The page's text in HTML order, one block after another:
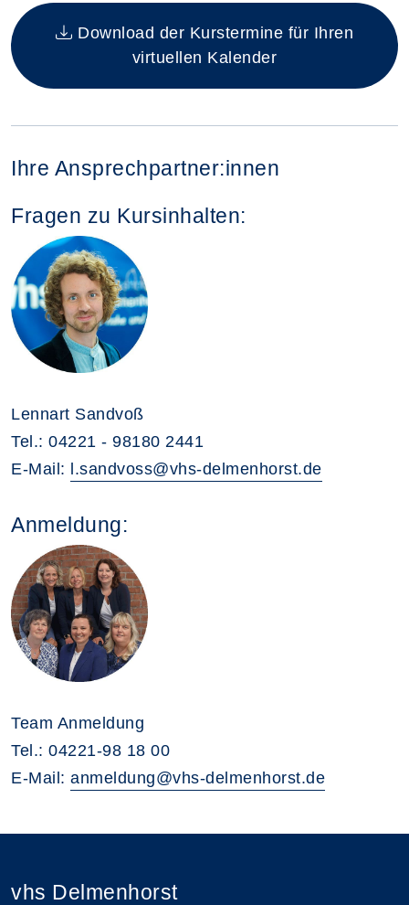
Download der Kurstermine für Ihren
virtuellen Kalender
Ihre Ansprechpartner:innen
Fragen zu Kursinhalten:
Lennart Sandvoß
Tel.: 04221 - 98180 2441
E-Mail: l.sandvoss@vhs-delmenhorst.de
Anmeldung:
Team Anmeldung
Tel.: 04221-98 18 00
E-Mail: anmeldung@vhs-delmenhorst.de
vhs Delmenhorst